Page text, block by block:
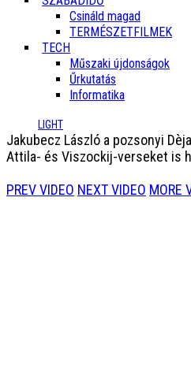
Csináld magad
TERMÉSZETFILMEK
TECH
Műszaki újdonságok
Űrkutatás
Informatika
LIGHT
Jakubecz László a pozsonyi
Attila- és Viszockij-verseket is
PREV VIDEO NEXT VIDEO MORE